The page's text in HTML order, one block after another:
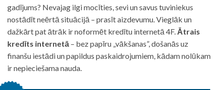
gadījums? Nevajag ilgi mocīties, sevi un savus tuviniekus
nostādīt neērtā situācijā – prasīt aizdevumu. Vieglāk un
dažkārt pat ātrāk ir noformēt kredītu internetā 4F. Ātrais
kredīts internetā – bez papīru „vākšanas”, došanās uz
finanšu iestādi un papildus paskaidrojumiem, kādam nolūkam
ir nepieciešama nauda.